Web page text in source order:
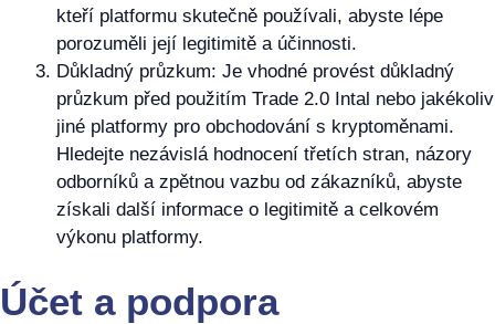
kteří platformu skutečně používali, abyste lépe
porozuměli její legitimitě a účinnosti.
Důkladný průzkum: Je vhodné provést důkladný
průzkum před použitím Trade 2.0 Intal nebo jakékoliv
jiné platformy pro obchodování s kryptoměnami.
Hledejte nezávislá hodnocení třetích stran, názory
odborníků a zpětnou vazbu od zákazníků, abyste
získali další informace o legitimitě a celkovém
výkonu platformy.
Účet a podpora